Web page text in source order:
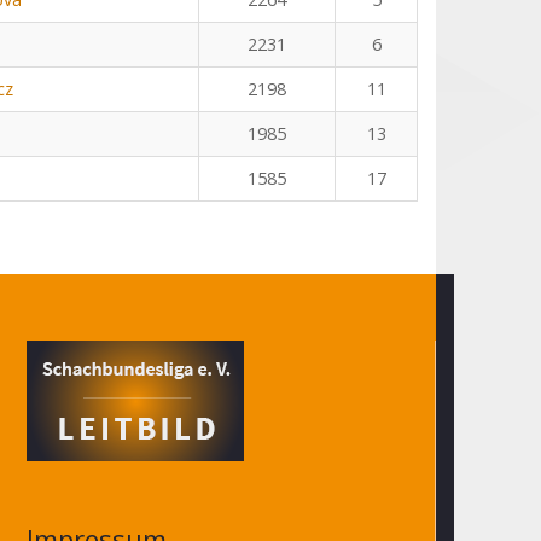
2231
6
2198
11
1985
13
1585 17